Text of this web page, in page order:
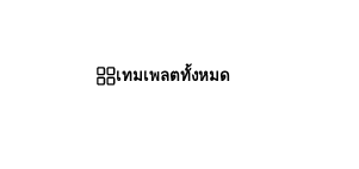
เทมเพลตทั้งหมด